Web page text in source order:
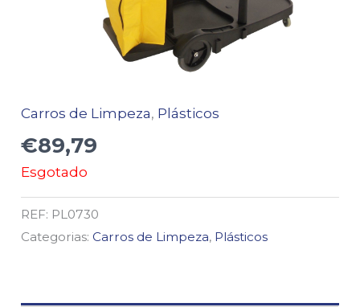
Carros de Limpeza, Plásticos
€89,79
Esgotado
REF: PL0730
Categorias:Carros de Limpeza, Plásticos